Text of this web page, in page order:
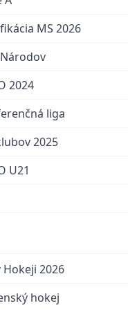
MS 2026
2024
liga
2025
U21
Hokeji 2026
hokej
Borbélyho
si oba
proti USA